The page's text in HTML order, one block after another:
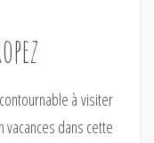
à visiter
dans cette